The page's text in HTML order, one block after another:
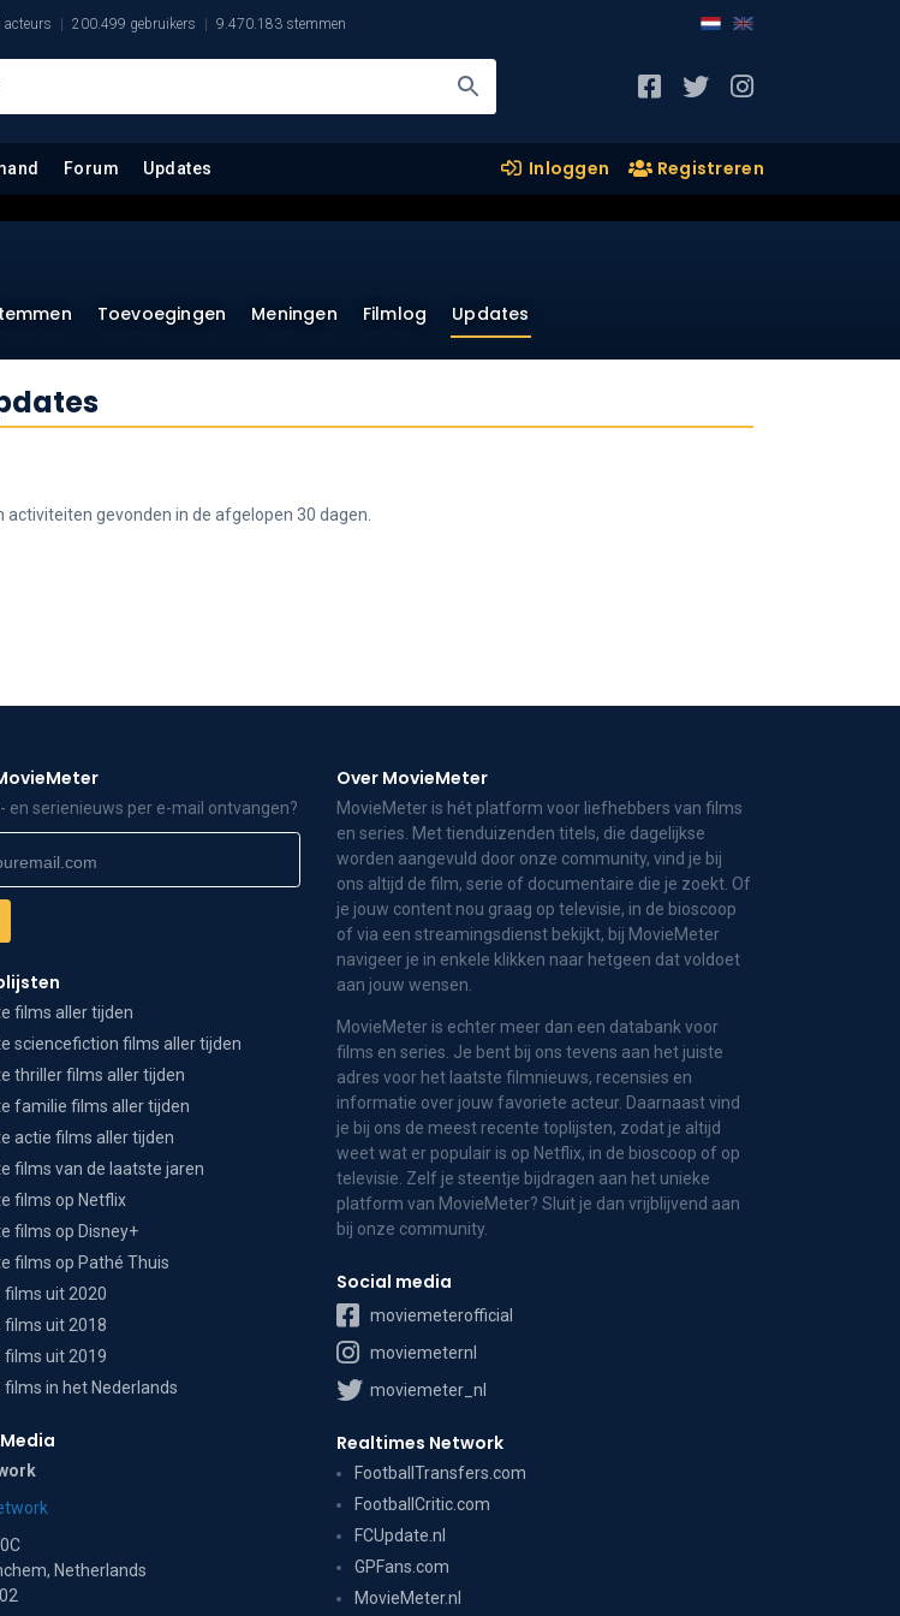
acteurs 200.499 gebruikers 9.470.183 stemmen
Forum Updates Inloggen Registreren
Toevoegingen Meningen Filmlog Updates
activiteiten gevonden in de afgelopen 30 dagen.
en serienieuws per e-mail ontvangen?
films aller tijden
sciencefiction films aller tijden
thriller films aller tijden
familie films aller tijden
actie films aller tijden
films van de laatste jaren
films op Netflix
films op Disney+
films op Pathé Thuis
films uit 2020
films uit 2018
films uit 2019
films in het Nederlands
Netherlands
Over MovieMeter
MovieMeter is hét platform voor liefhebbers van films
en series. Met tienduizenden titels, die dagelijkse
worden aangevuld door onze community, vind je bij
ons altijd de film, serie of documentaire die je zoekt. Of
je jouw content nou graag op televisie, in de bioscoop
of via een streamingsdienst bekijkt, bij MovieMeter
navigeer je in enkele klikken naar hetgeen dat voldoet
aan jouw wensen.
MovieMeter is echter meer dan een databank voor
films en series. Je bent bij ons tevens aan het juiste
adres voor het laatste filmnieuws, recensies en
informatie over jouw favoriete acteur. Daarnaast vind
je bij ons de meest recente toplijsten, zodat je altijd
weet wat er populair is op Netflix, in de bioscoop of op
televisie. Zelf je steentje bijdragen aan het unieke
platform van MovieMeter? Sluit je dan vrijblijvend aan
bij onze community.
Social media
moviemeterofficial
moviemeternl
moviemeter_nl
Realtimes Network
FootballTransfers.com
FootballCritic.com
FCUpdate.nl
GPFans.com
MovieMeter.nl